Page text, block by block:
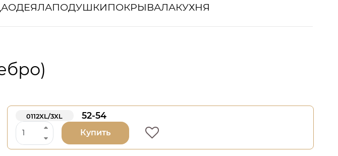
ОДЕЯЛАПОДУШКИПОКРЫВАЛАКУХНЯ
0112XL/3XL 52-54
Купить